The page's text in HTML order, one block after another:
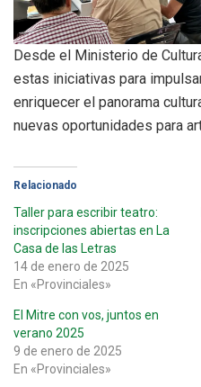
Desde el Ministerio de
estas iniciativas para
enriquecer el panorama
nuevas oportunidades para
Relacionado
Taller para escribir teatro:
inscripciones abiertas en La
Casa de las Letras
14 de enero de 2025
En «Provinciales»
El Mitre con vos, juntos en
verano 2025
9 de enero de 2025
En «Provinciales»